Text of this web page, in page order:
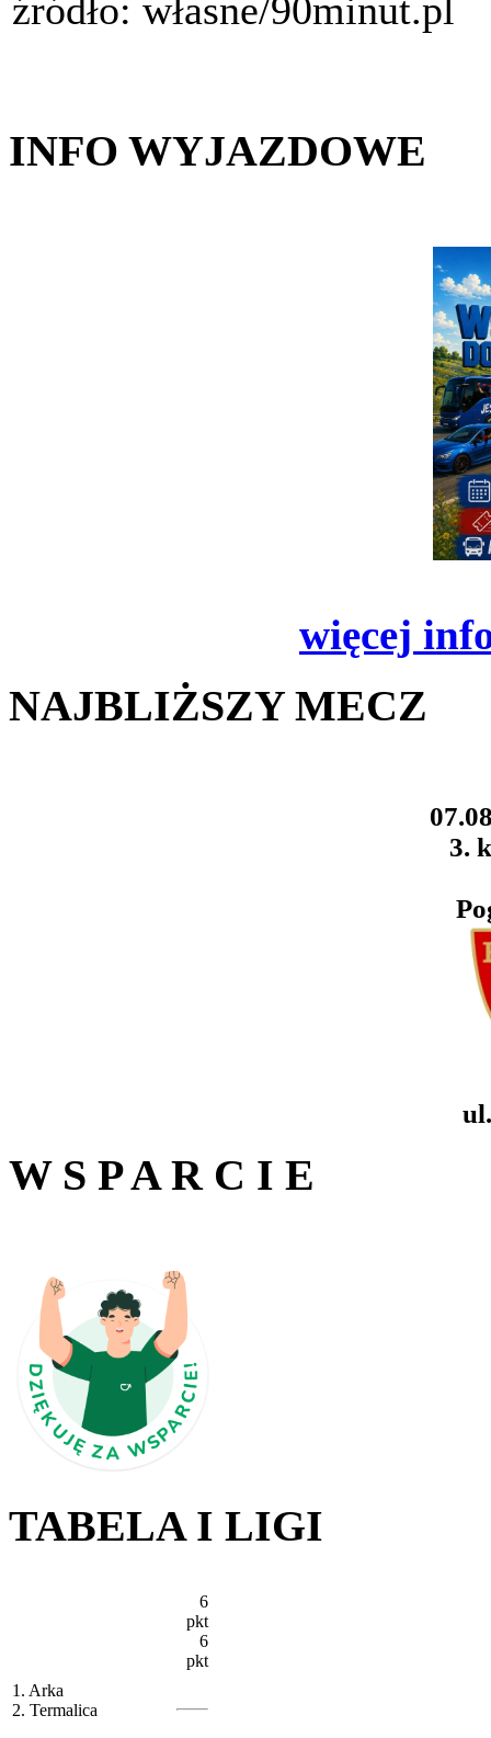
źródło: własne/90minut.pl
INFO WYJAZDOWE
więcej
NAJBLIŻSZY MECZ
3.
W S P A R C I E
TABELA I LIGI
1. Arka
2. Termalica
6
pkt
6
pkt